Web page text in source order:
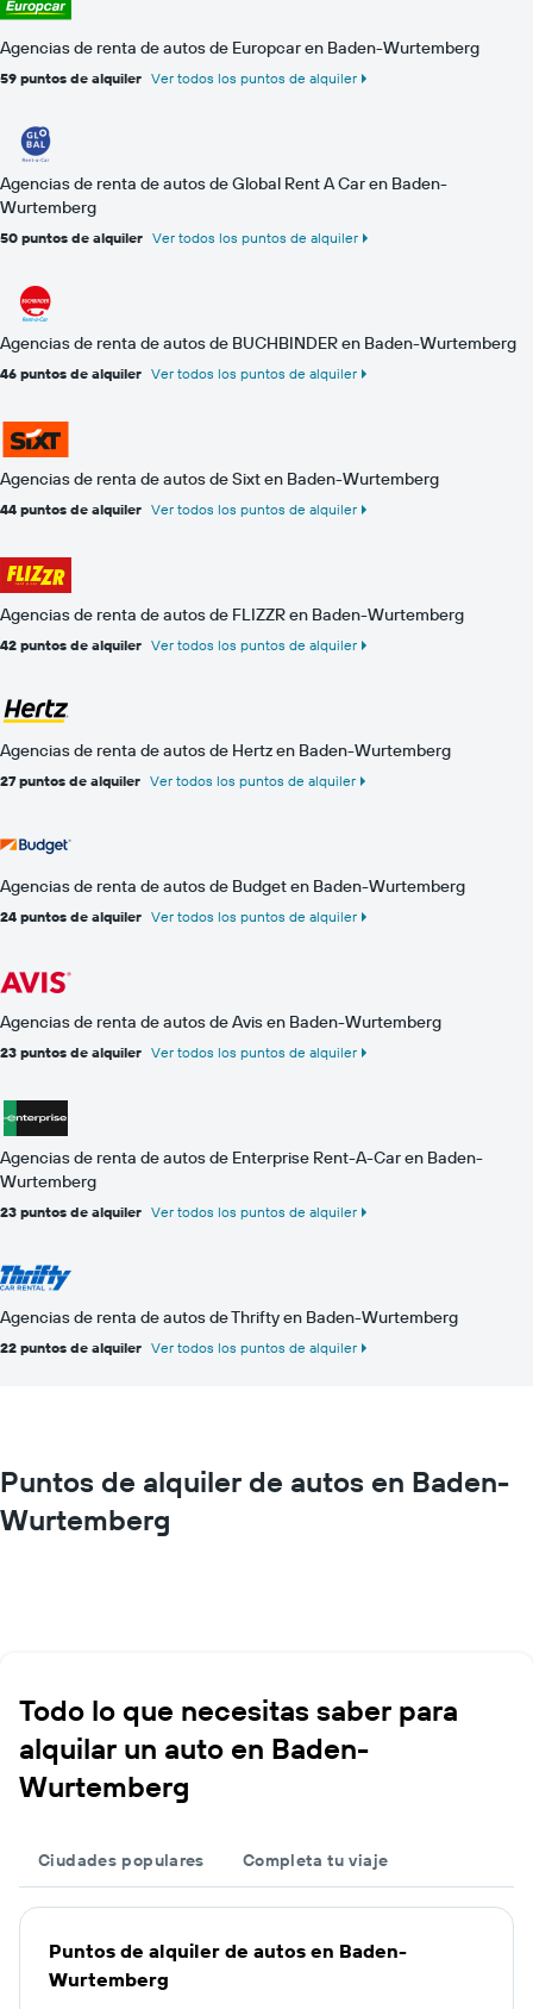
Agencias de renta de autos de Europcar en Baden-Wurtemberg
59 puntos de alquiler Ver todos los puntos de alquiler
Agencias de renta de autos de Global Rent A Car en Baden-
Wurtemberg
50 puntos de alquiler Ver todos los puntos de alquiler
Agencias de renta de autos de BUCHBINDER en Baden-Wurtemberg
46 puntos de alquiler Ver todos los puntos de alquiler
Agencias de renta de autos de Sixt en Baden-Wurtemberg
44 puntos de alquiler Ver todos los puntos de alquiler
Agencias de renta de autos de FLIZZR en Baden-Wurtemberg
42 puntos de alquiler Ver todos los puntos de alquiler
Agencias de renta de autos de Hertz en Baden-Wurtemberg
27 puntos de alquiler Ver todos los puntos de alquiler
Agencias de renta de autos de Budget en Baden-Wurtemberg
24 puntos de alquiler Ver todos los puntos de alquiler
Agencias de renta de autos de Avis en Baden-Wurtemberg
23 puntos de alquiler Ver todos los puntos de alquiler
Agencias de renta de autos de Enterprise Rent-A-Car en Baden-
Wurtemberg
23 puntos de alquiler Ver todos los puntos de alquiler
Agencias de renta de autos de Thrifty en Baden-Wurtemberg
22 puntos de alquiler Ver todos los puntos de alquiler
Puntos de alquiler de autos en Baden-
Wurtemberg
Todo lo que necesitas saber para
alquilar un auto en Baden-
Wurtemberg
Ciudades populares Completa tu viaje
Puntos de alquiler de autos en Baden-
Wurtemberg